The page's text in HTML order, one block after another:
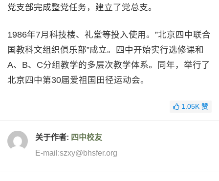
党支部完成整党任务，建立了党总支。
1986年7月科技楼、礼堂等投入使用。”北京四中联合
国教科文组织俱乐部”成立。四中开始实行选修课和
A、B、C分组教学的多层次教学体系。同年，举行了
北京四中第30届爱祖国田径运动会。
1.05K 赞
关于作者: 四中校友
E-mail:szxy@bhsfer.org